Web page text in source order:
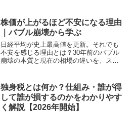
す。
株価が上がるほど不安になる理由
｜バブル崩壊から学ぶ
日経平均が史上最高値を更新。それでも
不安を感じる理由とは？30年前のバブル
崩壊の本質と現在の相場の違いを、スト
独身税とは何か？仕組み・誰が得
して誰が損するのかをわかりやす
く解説【2026年開始】